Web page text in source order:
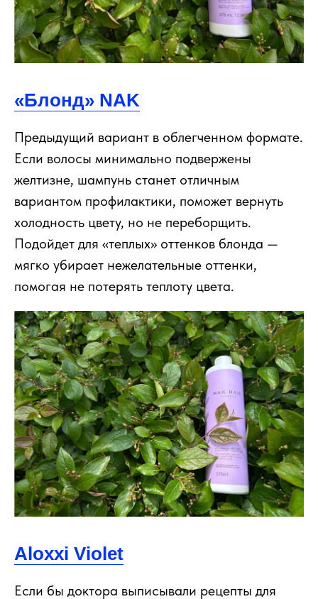
«Блонд» NAK
Предыдущий вариант в облегченном формате.
Если волосы минимально подвержены
желтизне, шампунь станет отличным
вариантом профилактики, поможет вернуть
холодность цвету, но не переборщить.
Подойдет для «теплых» оттенков блонда —
мягко убирает нежелательные оттенки,
помогая не потерять теплоту цвета.
Aloxxi Violet
Если бы доктора выписывали рецепты для